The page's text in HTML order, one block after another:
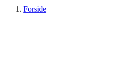
Forside